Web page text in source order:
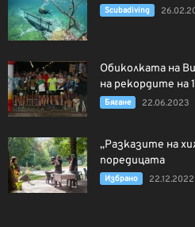
Scubadiving
Обиколката на
на рекордите
Бягане 22.06.2023
„Разказите на
поредицата
Избрано 22.12.2022